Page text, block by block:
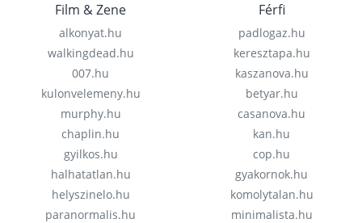
Film & Zene
alkonyat.hu
walkingdead.hu
007.hu
kulonvelemeny.hu
murphy.hu
chaplin.hu
gyilkos.hu
halhatatlan.hu
helyszinelo.hu
paranormalis.hu
Férfi
padlogaz.hu
keresztapa.hu
kaszanova.hu
betyar.hu
casanova.hu
kan.hu
cop.hu
gyakornok.hu
komolytalan.hu
minimalista.hu